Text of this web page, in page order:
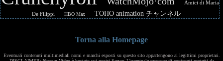
Amici di Maria
De Filippi
HBO Max TOHO animation チャンネル
Torna alla Homepage
Eventuali contenuti multimediali nomi e marchi esposti su questo sito appartengono ai legittimi proprietari.